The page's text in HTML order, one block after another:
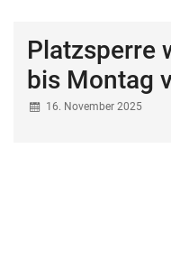
Platzsperre
bis Montag
16. November 2025